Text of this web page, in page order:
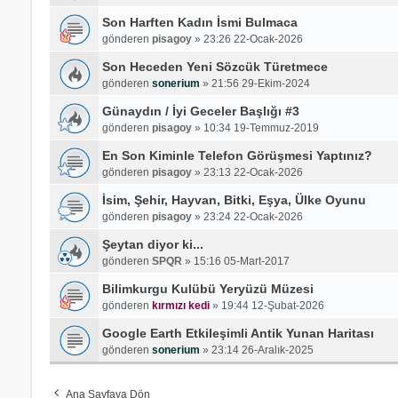
Son Harften Kadın İsmi Bulmaca
gönderen pisagoy» 23:26 22-Ocak-2026
Son Heceden Yeni Sözcük Türetmece
gönderen sonerium » 21:56 29-Ekim-2024
Günaydın / İyi Geceler Başlığı #3
gönderen pisagoy» 10:34 19-Temmuz-2019
En Son Kiminle Telefon Görüşmesi Yaptınız?
gönderen pisagoy» 23:13 22-Ocak-2026
İsim, Şehir, Hayvan, Bitki, Eşya, Ülke Oyunu
gönderen pisagoy» 23:24 22-Ocak-2026
Şeytan diyor ki...
gönderen SPQR » 15:16 05-Mart-2017
Bilimkurgu Kulübü Yeryüzü Müzesi
gönderen kırmızı kedi» 19:44 12-Şubat-2026
Google Earth Etkileşimli Antik Yunan Haritası
gönderen sonerium » 23:14 26-Aralık-2025
Ana Sayfaya Dön